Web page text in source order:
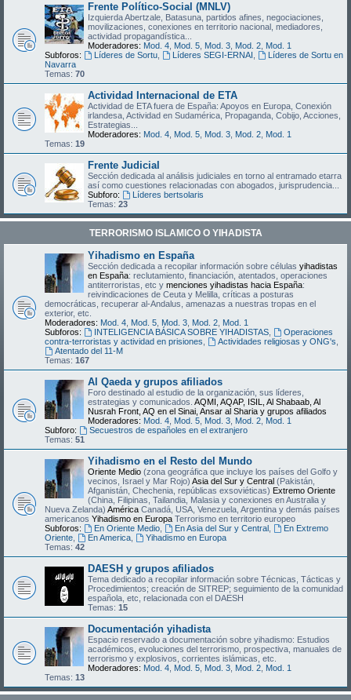
Frente Político-Social (MNLV)
Izquierda Abertzale, Batasuna, partidos afines, negociaciones,
movilizaciones, conexiones en territorio nacional, mediadores,
actividad propagandística...
Moderadores: Mod. 4 Mod. 5 Mod. 3 Mod. 2 Mod. 1
Subforos:
Líderes de Sortu, Líderes SEGI-ERNAI
Líderes de Sortu en
Navarra
Temas: 70
Actividad Internacional de ETA
Actividad de ETA fuera de España: Apoyos en Europa, Conexión
irlandesa, Actividad en Sudamérica, Propaganda, Cobijo, Acciones,
Estrategias...
Moderadores: Mod. 4 Mod. 5 Mod. 3 Mod. 2 Mod. 1
Temas: 19
Frente Judicial
Sección dedicada al análisis judiciales en torno al entramado etarra
así como cuestiones relacionadas con abogados, jurisprudencia...
Subforo:
Líderes bertsolaris
Temas: 23
TERRORISMO ISLAMICO O YIHADISTA
Yihadismo en España
Sección dedicada a recopilar información sobre células yihadistas
en España: reclutamiento, financiación, atentados, operaciones
antiterroristas, etc y menciones yihadistas hacia España:
reivindicaciones de Ceuta y Melilla, críticas a posturas
democráticas, recuperar al-Andalus, amenazas a nuestras tropas en el
exterior, etc.
Moderadores: Mod. 4 Mod. 5 Mod. 3 Mod. 2 Mod. 1
Subforos:
INTELIGENCIA BÁSICA SOBRE YIHADISTAS,
Operaciones
contra-terroristas y actividad en prisiones
Actividades religiosas y ONG's
Atentado del 11-M
Temas: 167
Al Qaeda y grupos afiliados
Foro destinado al estudio de la organización, sus líderes,
estrategias y comunicados. AQMI, AQAP, ISIL, Al Shabaab, Al
Nusrah Front, AQ en el Sinai, Ansar al Sharia y grupos afiliados
Moderadores: Mod. 4 Mod. 5 Mod. 3 Mod. 2 Mod. 1
Subforo:
Secuestros de españoles en el extranjero
Temas: 51
Yihadismo en el Resto del Mundo
Oriente Medio (zona geográfica que incluye los países del Golfo y
vecinos, Israel y Mar Rojo) Asia del Sur y Central (Pakistán,
Afganistán, Chechenia, repúblicas exsoviéticas) Extremo Oriente
(China, Filipinas, Tailandia, Malasia y conexiones en Australia y
Nueva Zelanda) América Canadá, USA, Venezuela, Argentina y demás países
americanos Yihadismo en Europa Terrorismo en territorio europeo
Subforos:
En Oriente Medio, En Asia del Sur y Central,
En Extremo
Oriente
En America,
Yihadismo en Europa
Temas: 42
DAESH y grupos afiliados
Tema dedicado a recopilar información sobre Técnicas, Tácticas y
Procedimientos; creación de SITREP; seguimiento de la comunidad
española, etc, relacionada con el DAESH
Temas: 15
Documentación yihadista
Espacio reservado a documentación sobre yihadismo: Estudios
académicos, evoluciones del terrorismo, prospectiva, manuales de
terrorismo y explosivos, corrientes islámicas, etc.
Moderadores: Mod. 4 Mod. 5 Mod. 3 Mod. 2 Mod. 1
Temas: 13